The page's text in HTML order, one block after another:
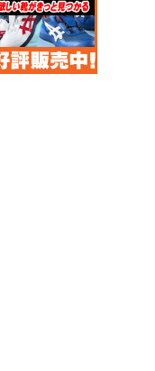
ブルゾン AV413
¥7,500 (税込)